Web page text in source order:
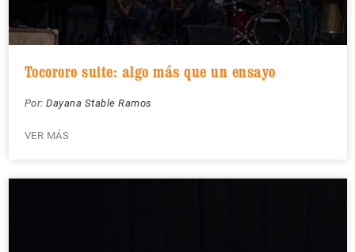
Tocororo suite: algo más que un ensayo
Por: Dayana Stable Ramos
VER MÁS